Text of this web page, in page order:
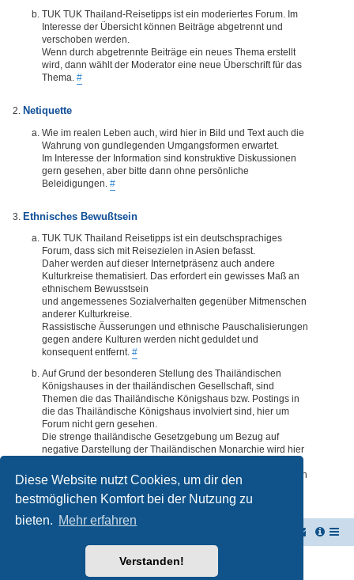
Diese Website nutzt Cookies, um dir den
bestmöglichen Komfort bei der Nutzung zu
bieten. Mehr erfahren
Verstanden!
TUK TUK Thailand-Reisetipps ist ein moderiertes Forum. Im
Interesse der Übersicht können Beiträge abgetrennt und
verschoben werden.
Wenn durch abgetrennte Beiträge ein neues Thema erstellt
wird, dann wählt der Moderator eine neue Überschrift für das
Thema. #
Netiquette
Wie im realen Leben auch, wird hier in Bild und Text auch die
Wahrung von gundlegenden Umgangsformen erwartet.
Im Interesse der Information sind konstruktive Diskussionen
gern gesehen, aber bitte dann ohne persönliche
Beleidigungen. #
Ethnisches Bewußtsein
TUK TUK Thailand Reisetipps ist ein deutschsprachiges
Forum, dass sich mit Reisezielen in Asien befasst.
Daher werden auf dieser Internetpräsenz auch andere
Kulturkreise thematisiert. Das erfordert ein gewisses Maß an
ethnischem Bewusstsein
und angemessenes Sozialverhalten gegenüber Mitmenschen
anderer Kulturkreise.
Rassistische Äusserungen und ethnische Pauschalisierungen
gegen andere Kulturen werden nicht geduldet und
konsequent entfernt. #
Auf Grund der besonderen Stellung des Thailändischen
Königshauses in der thailändischen Gesellschaft, sind
Themen die das Thailändische Königshaus bzw. Postings in
die das Thailändische Königshaus involviert sind, hier um
Forum nicht gern gesehen.
Die strenge thailändische Gesetzgebung um Bezug auf
negative Darstellung der Thailändischen Monarchie wird hier
deren Inhalte diesbezüglich auch nur ansatzweise bedenklich
erscheinen, kommentarlos entfernt. #
Powered byphpBB® Forum Software © phpBB Limited
Deutsche Übersetzung durchphpBB.de